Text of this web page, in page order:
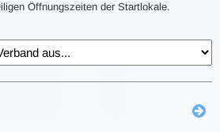
Öffnungszeiten der Startlokale.